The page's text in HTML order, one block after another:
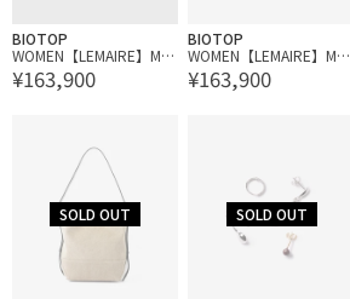
BIOTOP
WOMEN【LEMAIRE】MIN
I FORTUNE CROISSANT B
¥163,900
BIOTOP
WOMEN【LEMAIRE】MIN
I FORTUNE CROISSANT B
¥163,900